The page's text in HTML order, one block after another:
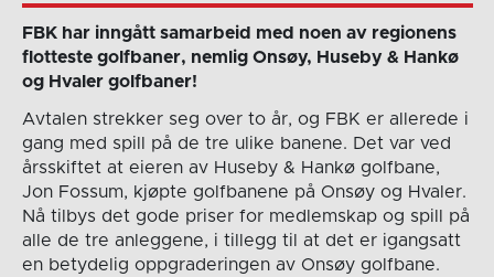
FBK har inngått samarbeid med noen av regionens
flotteste golfbaner, nemlig Onsøy, Huseby & Hankø
og Hvaler golfbaner!
Avtalen strekker seg over to år, og FBK er allerede i
gang med spill på de tre ulike banene. Det var ved
årsskiftet at eieren av Huseby & Hankø golfbane,
Jon Fossum, kjøpte golfbanene på Onsøy og Hvaler.
Nå tilbys det gode priser for medlemskap og spill på
alle de tre anleggene, i tillegg til at det er igangsatt
en betydelig oppgraderingen av Onsøy golfbane.